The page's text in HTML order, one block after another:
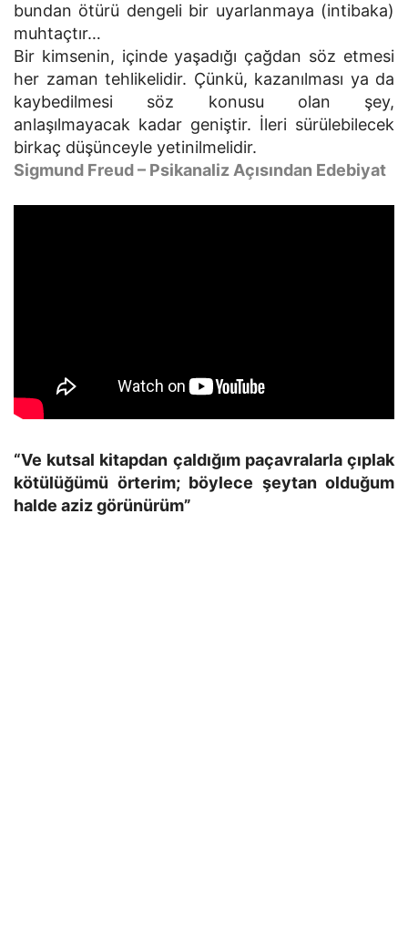
bundan ötürü dengeli bir uyarlanmaya (intibaka)
muhtaçtır…
Bir kimsenin, içinde yaşadığı çağdan söz etmesi
her zaman tehlikelidir. Çünkü, kazanılması ya da
kaybedilmesi söz konusu olan şey,
anlaşılmayacak kadar geniştir. İleri sürülebilecek
birkaç düşünceyle yetinilmelidir.
Sigmund Freud – Psikanaliz Açısından Edebiyat
“Ve kutsal kitapdan çaldığım paçavralarla çıplak
kötülüğümü örterim; böylece şeytan olduğum
halde aziz görünürüm”